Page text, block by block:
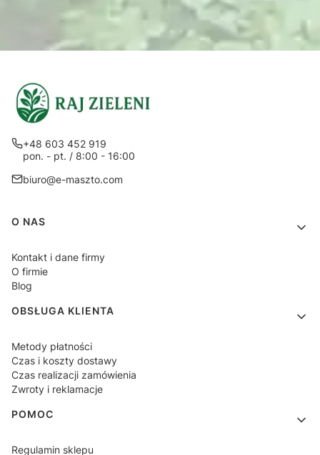
+48 603 452 919
pon. - pt. / 8:00 - 16:00
biuro@e-maszto.com
Linki w stopce
O NAS
Kontakt i dane firmy
O firmie
Blog
OBSŁUGA KLIENTA
Metody płatności
Czas i koszty dostawy
Czas realizacji zamówienia
Zwroty i reklamacje
POMOC
Regulamin sklepu